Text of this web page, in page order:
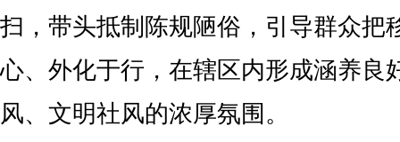
扫，带头抵制陈规陋俗，引导群众把
心、外化于行，在辖区内形成涵养良
风、文明社风的浓厚氛围。